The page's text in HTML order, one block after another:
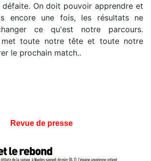
On doit pouvoir apprendre et
encore une fois, les résultats ne
ce qu'est notre parcours.
met toute notre tête et toute notre
le prochain match..
Revue de presse